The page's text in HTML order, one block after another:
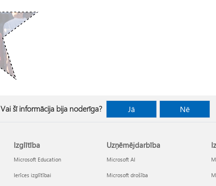
Vai šī informācija bija noderīga? Jā Nē
Izglītība
Microsoft Education
Ierīces izglītībai
Uzņēmējdarbība
Microsoft AI
Microsoft drošība